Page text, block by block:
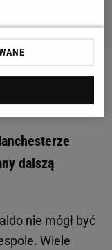
dojrzał do
dalszą
nie mógł być
Wiele